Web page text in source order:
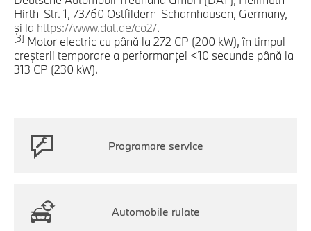
Hirth-Str. 1, 73760 Ostfildern-Scharnhausen, Germany,
şi la https://www.dat.de/co2/.
[3] Motor electric cu până la 272 CP (200 kW), în timpul
creşterii temporare a performanţei <10 secunde până la
313 CP (230 kW).
Programare service
Automobile rulate